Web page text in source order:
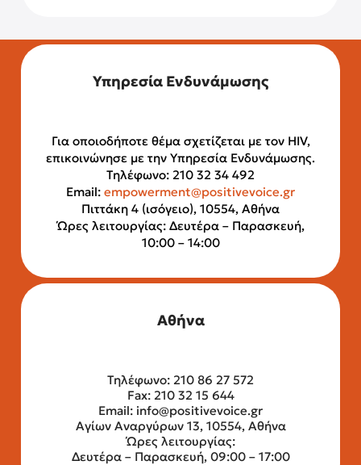
Υπηρεσία Ενδυνάμωσης
Για οποιοδήποτε θέμα σχετίζεται με τον HIV,
επικοινώνησε με την Υπηρεσία Ενδυνάμωσης.
Τηλέφωνο: 210 32 34 492
Email: empowerment@positivevoice.gr
Πιττάκη 4 (ισόγειο), 10554, Αθήνα
Ώρες λειτουργίας: Δευτέρα – Παρασκευή,
10:00 – 14:00
Αθήνα
Τηλέφωνο: 210 86 27 572
Fax: 210 32 15 644
Email: info@positivevoice.gr
Αγίων Αναργύρων 13, 10554, Αθήνα
Ώρες λειτουργίας:
Δευτέρα – Παρασκευή, 09:00 – 17:00